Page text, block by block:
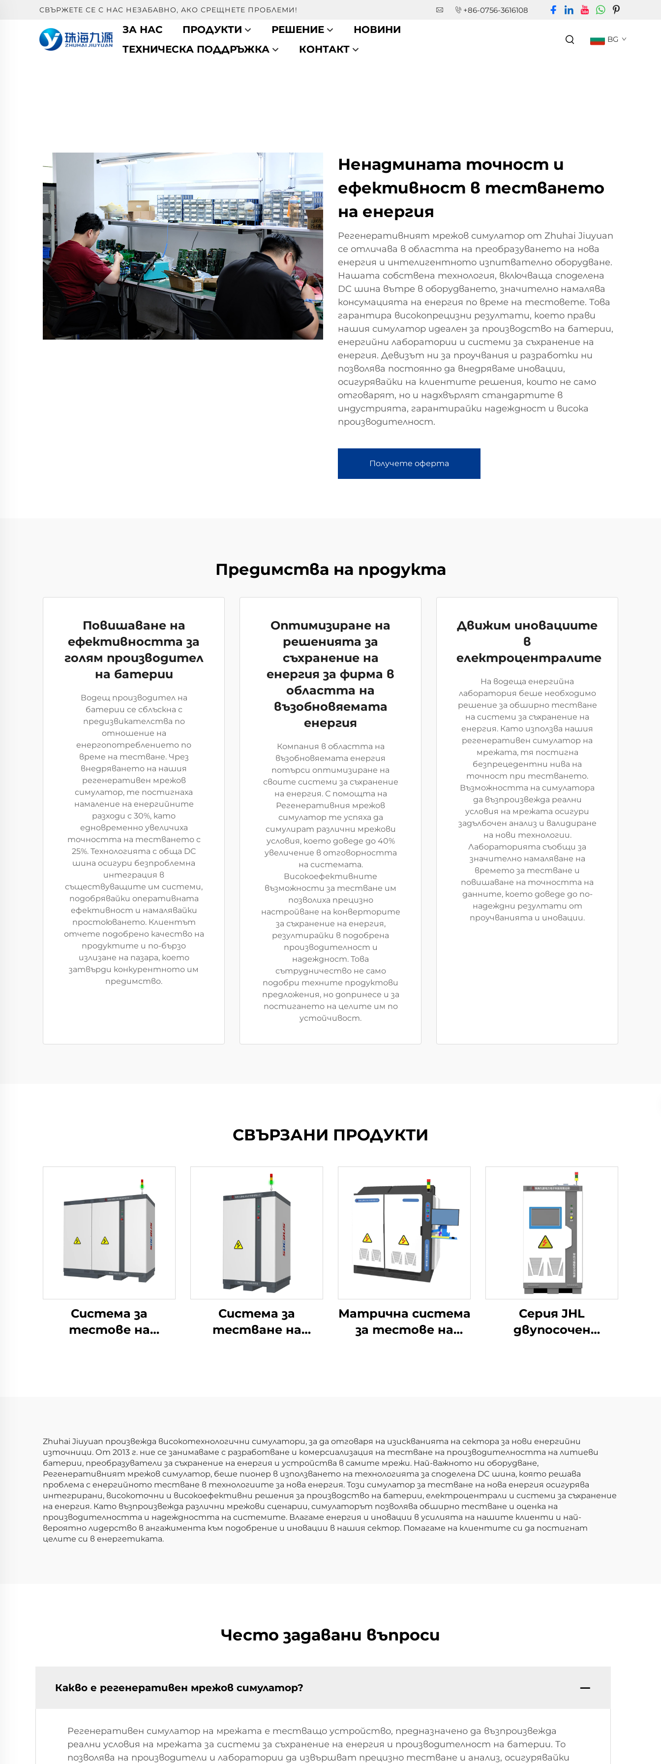
СВЪРЖЕТЕ СЕ С НАС НЕЗАБАВНО, АКО СРЕЩНЕТЕ ПРОБЛЕМИ! +86-0756-3616108
ЗА НАС ПРОДУКТИ РЕШЕНИЕ
НОВИНИ
ТЕХНИЧЕСКА ПОДДРЪЖКА
КОНТАКТ
BG
Ненадмината точност и
ефективност в тестването
на енергия
Регенеративният мрежов симулатор от Zhuhai Jiuyuan
се отличава в областта на преобразуването на нова
енергия и интелигентното изпитвателно оборудване.
Нашата собствена технология, включваща споделена
DC шина вътре в оборудването, значително намалява
консумацията на енергия по време на тестовете. Това
гарантира високопрецизни резултати, което прави
нашия симулатор идеален за производство на батерии,
енергийни лаборатории и системи за съхранение на
енергия. Девизът ни за проучвания и разработки ни
позволява постоянно да внедряваме иновации,
осигурявайки на клиентите решения, които не само
отговарят, но и надхвърлят стандартите в
индустрията, гарантирайки надеждност и висока
производителност.
Получете оферта
Предимства на продукта
Повишаване на
ефективността за
голям производител
на батерии
Водещ производител на
батерии се сблъскна с
предизвикателства по
отношение на
енергопотреблението по
време на тестване. Чрез
внедряването на нашия
регенеративен мрежов
симулатор, те постигнаха
намаление на енергийните
разходи с 30%, като
едновременно увеличиха
точността на тестването с
25%. Технологията с обща DC
шина осигури безпроблемна
интеграция в
съществуващите им системи,
подобрявайки оперативната
ефективност и намалявайки
простоюването. Клиентът
отчете подобрено качество на
продуктите и по-бързо
излизане на пазара, което
затвърди конкурентното им
предимство.
Оптимизиране на
решенията за
съхранение на
енергия за фирма в
областта на
възобновяемата
енергия
Компания в областта на
възобновяемата енергия
потърси оптимизиране на
своите системи за съхранение
на енергия. С помощта на
Регенеративния мрежов
симулатор те успяха да
симулират различни мрежови
условия, което доведе до 40%
увеличение в отговорността
на системата.
Високоефективните
възможности за тестване им
позволиха прецизно
настройване на конверторите
за съхранение на енергия,
резултирайки в подобрена
производителност и
надеждност. Това
сътрудничество не само
подобри техните продуктови
предложения, но допринесе и за
постигането на целите им по
устойчивост.
Движим иновациите
в
електроцентралите
На водеща енергийна
лаборатория беше необходимo
решение за обширно тестване
на системи за съхранение на
енергия. Като използва нашия
регенеративен симулатор на
мрежата, тя постигна
безпрецедентни нива на
точност при тестването.
Възможността на симулатора
да възпроизвежда реални
условия на мрежата осигури
задълбочен анализ и валидиране
на нови технологии.
Лабораторията съобщи за
значително намаляване на
времето за тестване и
повишаване на точността на
данните, което доведе до по-
надеждни резултати от
проучванията и иновации.
СВЪРЗАНИ ПРОДУКТИ
Система за
тестове на
Система за
тестване на
Матрична система
за тестове на
Серия JHL
двупосочен
Zhuhai Jiuyuan произвежда високотехнологични симулатори, за да отговаря на изискванията на сектора за нови енергийни
източници. От 2013 г. ние се занимаваме с разработване и комерсиализация на тестване на производителността на литиеви
батерии, преобразуватели за съхранение на енергия и устройства в самите мрежи. Най-важното ни оборудване,
Регенеративният мрежов симулатор, беше пионер в използването на технологията за споделена DC шина, която решава
проблема с енергийното тестване в технологиите за нова енергия. Този симулатор за тестване на нова енергия осигурява
интегрирани, високоточни и високоефективни решения за производство на батерии, електроцентрали и системи за съхранение
на енергия. Като възпроизвежда различни мрежови сценарии, симулаторът позволява обширно тестване и оценка на
производителността и надеждността на системите. Влагаме енергия и иновации в усилията на нашите клиенти и най-
вероятно лидерство в ангажимента към подобрение и иновации в нашия сектор. Помагаме на клиентите си да постигнат
целите си в енергетиката.
Често задавани въпроси
Какво е регенеративен мрежов симулатор?
Регенеративен симулатор на мрежата е тестващо устройство, предназначено да възпроизвежда
реални условия на мрежата за системи за съхранение на енергия и производителност на батерии. То
позволява на производители и лаборатории да извършват прецизно тестване и анализ, осигурявайки